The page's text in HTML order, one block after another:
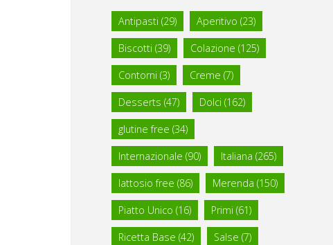
Antipasti (29) Aperitivo (23)
Biscotti (39) Colazione (125)
Contorni (3) Creme (7)
Desserts (47) Dolci (162)
glutine free (34)
Internazionale (90) Italiana (265)
lattosio free (86) Merenda (150)
Piatto Unico (16) Primi (61)
Ricetta Base (42) Salse (7)